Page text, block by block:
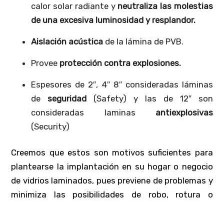
calor solar radiante yneutraliza las molestias
de una excesiva luminosidad y resplandor.
Aislación acústica de la lámina de PVB.
Provee protección contra explosiones.
Espesores de 2″, 4″ 8″ consideradas láminas
deseguridad (Safety) y las de 12″ son
consideradas laminas antiexplosivas
(Security)
Creemos que estos son motivos suficientes para
plantearse la implantación en su hogar o negocio
de vidrios laminados, pues previene de problemas y
minimiza las posibilidades de robo, rotura o